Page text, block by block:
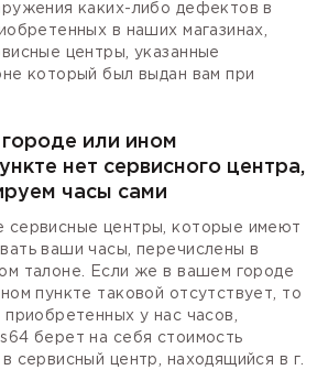
каких-либо дефектов в
в наших магазинах,
центры, указанные
который был выдан вам при
или ином
нет сервисного центра,
часы сами
сервисные центры, которые имеют
ваши часы, перечислены в
талоне. Если же в вашем городе
пункте таковой отсутствует, то
у нас часов,
берет на себя стоимость
сервисный центр, находящийся в г.